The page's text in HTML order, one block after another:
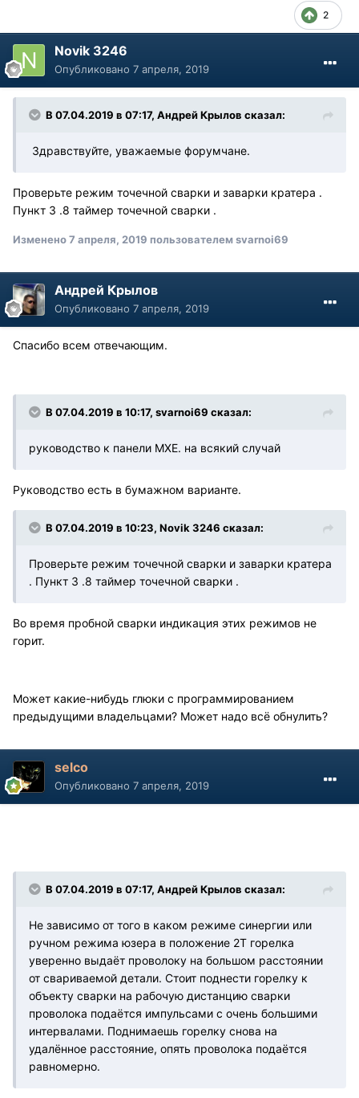
2
Novik 3246
Опубликовано 7 апреля, 2019
В 07.04.2019 в 07:17, Андрей Крылов сказал:
Здравствуйте, уважаемые форумчане.
Проверьте режим точечной сварки и заварки кратера .
Пункт 3 .8 таймер точечной сварки .
Изменено7 апреля, 2019 пользователем svarnoi69
Андрей Крылов
Опубликовано 7 апреля, 2019
Спасибо всем отвечающим.
В 07.04.2019 в 10:17, svarnoi69 сказал:
руководство к панели MXE. на всякий случай
Руководство есть в бумажном варианте.
В 07.04.2019 в 10:23, Novik 3246 сказал:
Проверьте режим точечной сварки и заварки кратера
. Пункт 3 .8 таймер точечной сварки .
Во время пробной сварки индикация этих режимов не
горит.
Может какие-нибудь глюки с программированием
предыдущими владельцами? Может надо всё обнулить?
selco
Опубликовано 7 апреля, 2019
В 07.04.2019 в 07:17, Андрей Крылов сказал:
Не зависимо от того в каком режиме синергии или
ручном режима юзера в положение 2Т горелка
уверенно выдаёт проволоку на большом расстоянии
от свариваемой детали. Стоит поднести горелку к
объекту сварки на рабочую дистанцию сварки
проволока подаётся импульсами с очень большими
интервалами. Поднимаешь горелку снова на
удалённое расстояние, опять проволока подаётся
равномерно.